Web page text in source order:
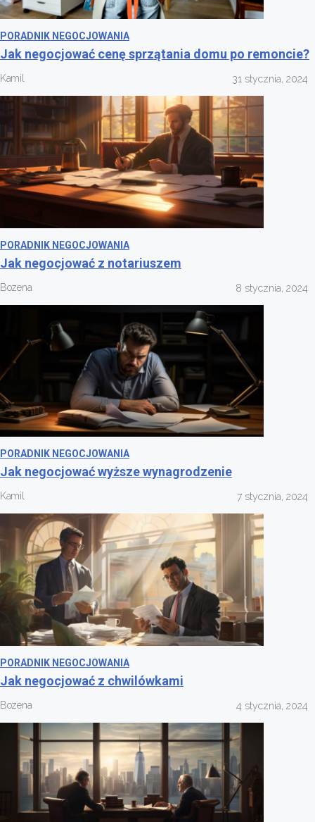
PORADNIK NEGOCJOWANIA
Jak negocjować cenę sprzątania domu po remoncie?
Kamil 31 stycznia, 2024
PORADNIK NEGOCJOWANIA
Jak negocjować z notariuszem
Bozena 8 stycznia, 2024
PORADNIK NEGOCJOWANIA
Jak negocjować wyższe wynagrodzenie
Kamil 7 stycznia, 2024
PORADNIK NEGOCJOWANIA
Jak negocjować z chwilówkami
Bozena 4 stycznia, 2024